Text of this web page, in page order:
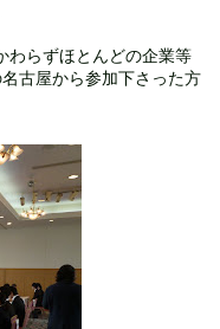
わらずほとんどの企業等
古屋から参加下さった方